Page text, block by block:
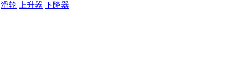
滑轮 上升器 下降器